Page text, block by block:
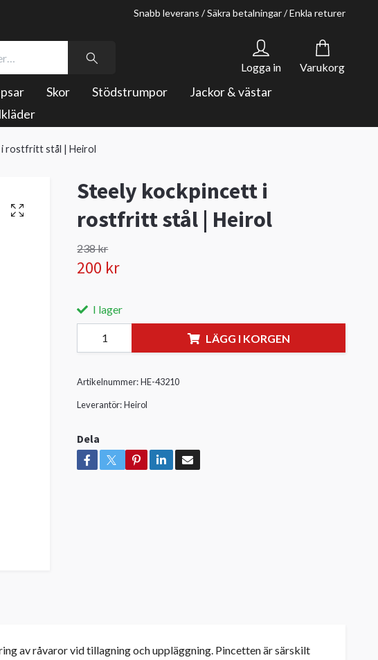
Snabb leverans / Säkra betalningar / Enkla returer
Logga in Varukorg
Skor Stödstrumpor
Jackor & västar
rostfritt stål | Heirol
Steely kockpincett i
rostfritt stål | Heirol
238 kr
200 kr
I lager
LÄGG I KORGEN
Artikelnummer: HE-43210
Leverantör: Heirol
Dela
av råvaror vid tillagning och uppläggning. Pincetten är särskilt